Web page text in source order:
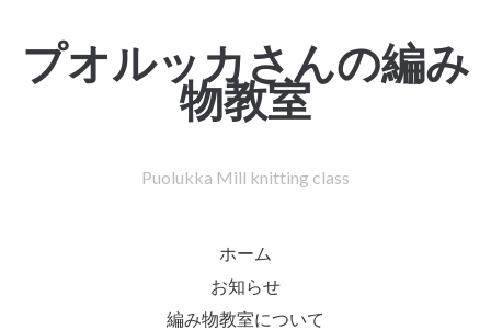
プオルッカさんの編み
物教室
Puolukka Mill knitting class
ホーム
お知らせ
編み物教室について